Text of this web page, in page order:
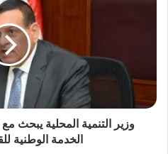
وزير التنمية المحلية
الخدمة الوطنية